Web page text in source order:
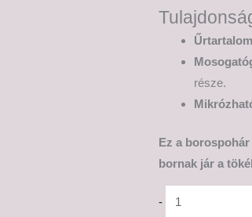
része.
Ez a
bornak jár a
-